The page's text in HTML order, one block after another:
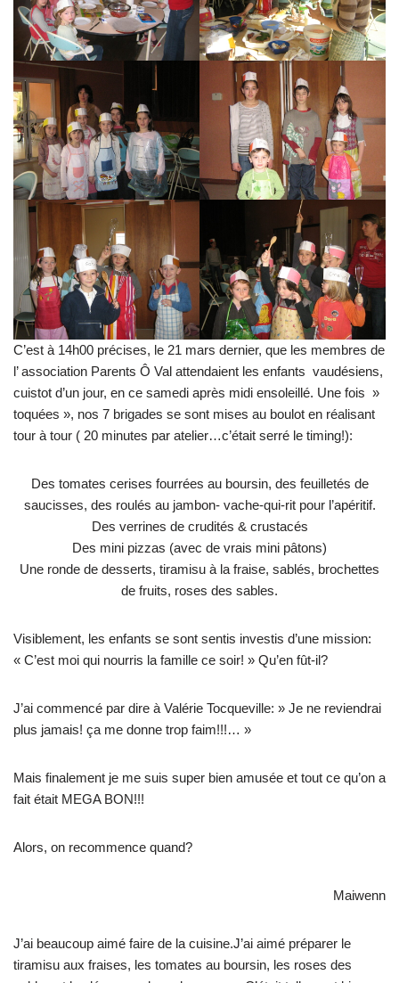
C’est à 14h00 précises, le 21 mars dernier, que les membres de
l’ association Parents Ô Val attendaient les enfants vaudésiens,
cuistot d’un jour, en ce samedi après midi ensoleillé. Une fois »
toquées », nos 7 brigades se sont mises au boulot en réalisant
tour à tour ( 20 minutes par atelier…c’était serré le timing!):
Des tomates cerises fourrées au boursin, des feuilletés de
saucisses, des roulés au jambon- vache-qui-rit pour l’apéritif.
Des verrines de crudités & crustacés
Des mini pizzas (avec de vrais mini pâtons)
Une ronde de desserts, tiramisu à la fraise, sablés, brochettes
de fruits, roses des sables.
Visiblement, les enfants se sont sentis investis d’une mission:
« C’est moi qui nourris la famille ce soir! » Qu’en fût-il?
J’ai commencé par dire à Valérie Tocqueville: » Je ne reviendrai
plus jamais! ça me donne trop faim!!!… »
Mais finalement je me suis super bien amusée et tout ce qu’on a
fait était MEGA BON!!!
Alors, on recommence quand?
Maiwenn
J’ai beaucoup aimé faire de la cuisine.J’ai aimé préparer le
tiramisu aux fraises, les tomates au boursin, les roses des